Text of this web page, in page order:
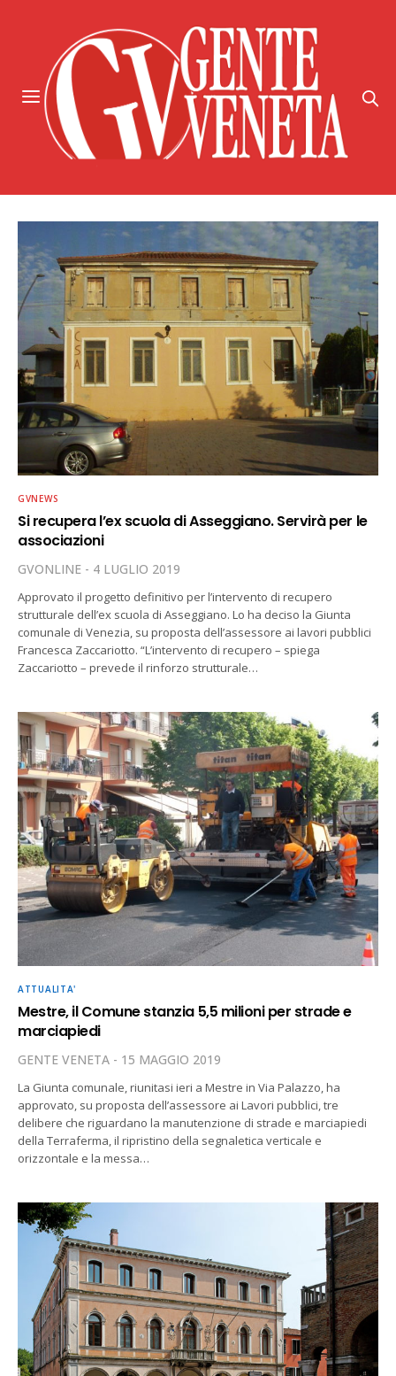
GVNEWS
Si recupera l’ex scuola di Asseggiano. Servirà per le
associazioni
GVONLINE 4 LUGLIO 2019
Approvato il progetto definitivo per l’intervento di recupero
strutturale dell’ex scuola di Asseggiano. Lo ha deciso la Giunta
comunale di Venezia, su proposta dell’assessore ai lavori pubblici
Francesca Zaccariotto. “L’intervento di recupero – spiega
Zaccariotto – prevede il rinforzo strutturale…
ATTUALITA'
Mestre, il Comune stanzia 5,5 milioni per strade e
marciapiedi
GENTE VENETA 15 MAGGIO 2019
La Giunta comunale, riunitasi ieri a Mestre in Via Palazzo, ha
approvato, su proposta dell’assessore ai Lavori pubblici, tre
delibere che riguardano la manutenzione di strade e marciapiedi
della Terraferma, il ripristino della segnaletica verticale e
orizzontale e la messa…